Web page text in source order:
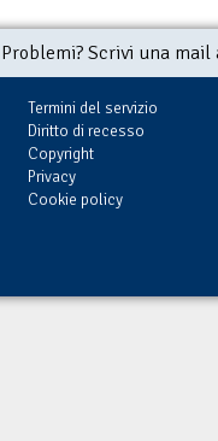
Problemi? Scrivi una
Termini del servizio
Diritto di recesso
Copyright
Privacy
Cookie policy